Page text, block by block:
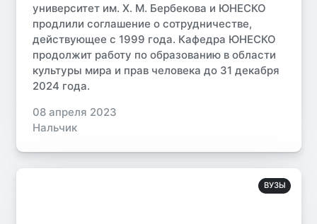
университет им. Х. М. Бербекова и ЮНЕСКО
продлили соглашение о сотрудничестве,
действующее с 1999 года. Кафедра ЮНЕСКО
продолжит работу по образованию в области
культуры мира и прав человека до 31 декабря
2024 года.
08 апреля 2023
Нальчик
ВУЗЫ